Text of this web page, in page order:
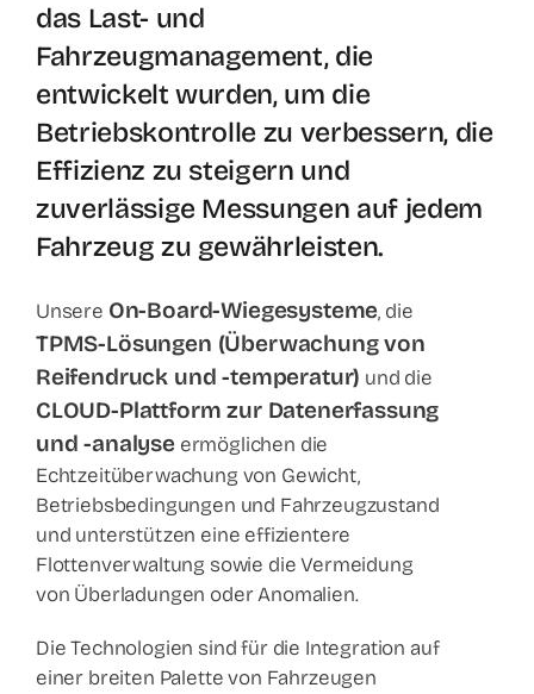
das Last- und
Fahrzeugmanagement, die
entwickelt wurden, um die
Betriebskontrolle zu verbessern, die
Effizienz zu steigern und
zuverlässige Messungen auf jedem
Fahrzeug zu gewährleisten.
Unsere On-Board-Wiegesysteme, die
TPMS-Lösungen (Überwachung von
Reifendruck und -temperatur) und die
CLOUD-Plattform zur Datenerfassung
und -analyse ermöglichen die
Echtzeitüberwachung von Gewicht,
Betriebsbedingungen und Fahrzeugzustand
und unterstützen eine effizientere
Flottenverwaltung sowie die Vermeidung
von Überladungen oder Anomalien.
Die Technologien sind für die Integration auf
einer breiten Palette von Fahrzeugen